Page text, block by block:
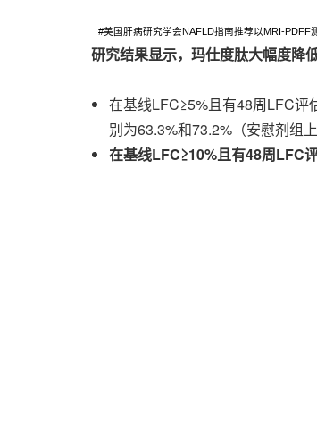
#美国肝病研究学会NAFLD指南推荐以MRI-PDFF
研究结果显示，玛仕度肽大幅度降
在基线LFC≥5%且有48周LFC评
别为63.3%和73.2%（安慰剂组上
在基线LFC≥10%且有48周LFC